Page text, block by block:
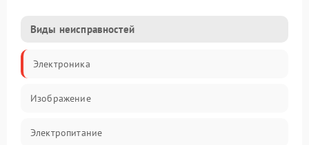
Виды неисправностей
Электроника
Изображение
Электропитание